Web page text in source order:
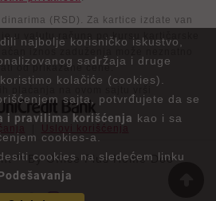
najbolje korisničko iskustvo,
sadržaja i druge
kolačiće (cookies).
sajta, potvrđujete da se
i pravilima korišćenja kao i sa
cookies-a.
cookies na sledećem linku
(RSD). Za kartice izdate van
u valutu računa po kursu kartičarske
iznos zaduženja može neznatno
od prikazane cene.
plaćanja na ovom sajtu vrši
Uslovi korišćenja
By Office Plus Home Doo